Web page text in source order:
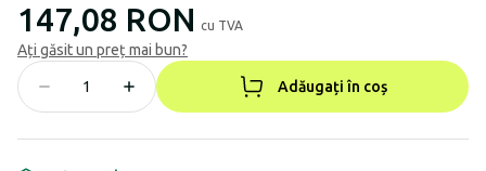
147,08 RON cu TVA
Ați găsit un preț mai bun?
Adăugați în coș